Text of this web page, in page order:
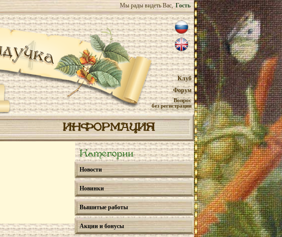
Мы рады видеть Вас, Гость
Клуб
Форум
Вопрос
без регистрации
ИНФОРМАЦИЯ
Категории
Новости
Новинки
Вышитые работы
Акции и бонусы